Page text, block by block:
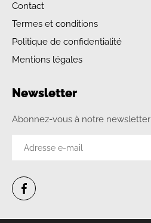
Contact
Termes et conditions
Politique de confidentialité
Mentions légales
Newsletter
Abonnez-vous à notre newsletter